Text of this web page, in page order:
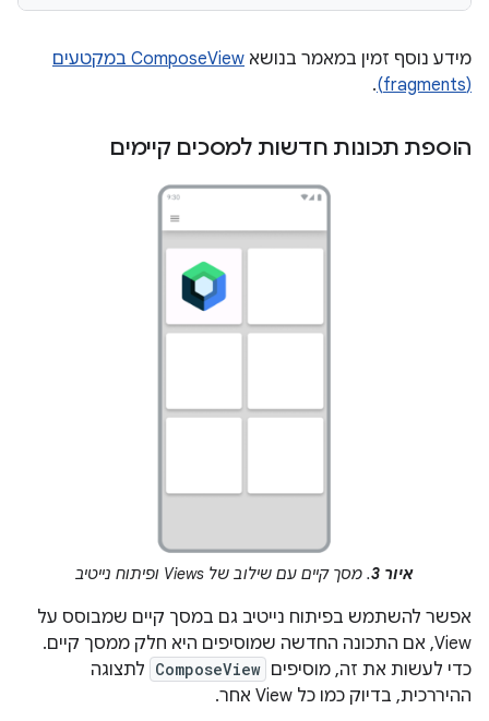
מידע נוסף זמין במאמר בנושא
ComposeView במקטעים
(fragments)
.
הוספת תכונות חדשות למסכים קיימים
איור 3 . מסך קיים עם שילוב של Views ופיתוח נייטיב
אפשר להשתמש בפיתוח נייטיב גם במסך קיים שמבוסס על
View, אם התכונה החדשה שמוסיפים היא חלק ממסך קיים.
כדי לעשות את זה, מוסיפים ComposeView לתצוגה
ההיררכית, בדיוק כמו כל View אחר.